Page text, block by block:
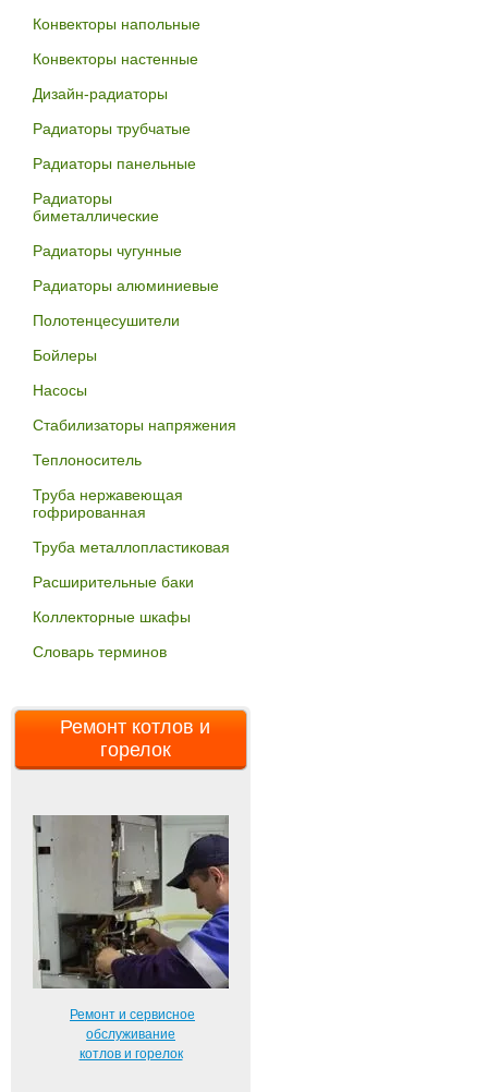
Конвекторы напольные
Конвекторы настенные
Дизайн-радиаторы
Радиаторы трубчатые
Радиаторы панельные
Радиаторы
биметаллические
Радиаторы чугунные
Радиаторы алюминиевые
Полотенцесушители
Бойлеры
Насосы
Стабилизаторы напряжения
Теплоноситель
Труба нержавеющая
гофрированная
Труба металлопластиковая
Расширительные баки
Коллекторные шкафы
Словарь терминов
Ремонт котлов и
горелок
Ремонт и сервисное
обслуживание
котлов и горелок